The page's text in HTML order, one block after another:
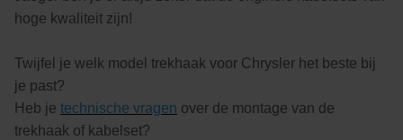
hoge kwaliteit zijn!
Twijfel je welk model trekhaak voor Chrysler het beste bij
je past?
Heb je technische vragen over de montage van de
trekhaak of kabelset?